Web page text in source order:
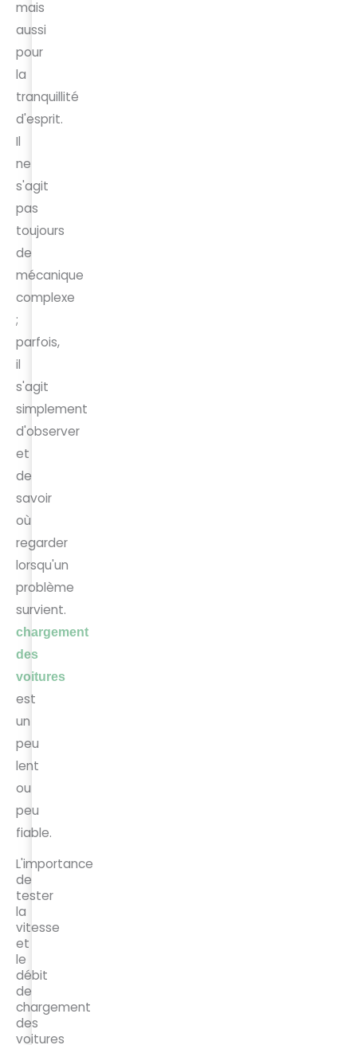
mais
aussi
pour
la
tranquillité
d'esprit.
Il
ne
s'agit
pas
toujours
de
mécanique
complexe
;
parfois,
il
s'agit
simplement
d'observer
et
de
savoir
où
regarder
lorsqu'un
problème
survient.
chargement
des
voitures
est
un
peu
lent
ou
peu
fiable.
L'importance
de
tester
la
vitesse
et
le
débit
de
chargement
des
voitures